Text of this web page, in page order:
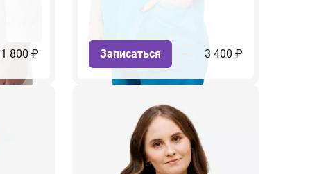
1 800 ₽ Записаться 3 400 ₽